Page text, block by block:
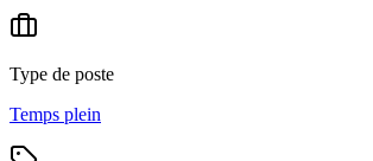
Type de poste
Temps plein